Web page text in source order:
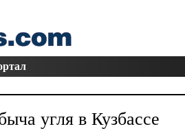
угля в Кузбассе